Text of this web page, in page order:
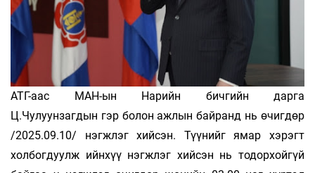
АТГ-аас МАН-ын Нарийн бичгийн дарга
Ц.Чулуунзагдын гэр болон ажлын байранд нь өчигдөр
/2025.09.10/ нэгжлэг хийсэн. Түүнийг ямар хэрэгт
холбогдуулж ийнхүү нэгжлэг хийсэн нь тодорхойгүй